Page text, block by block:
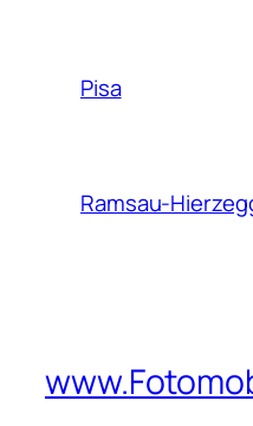
Pisa
Ramsau-